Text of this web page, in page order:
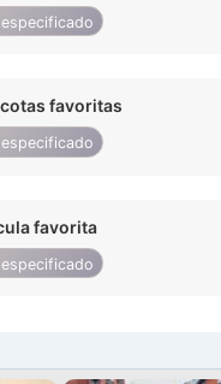
favoritas
favorita